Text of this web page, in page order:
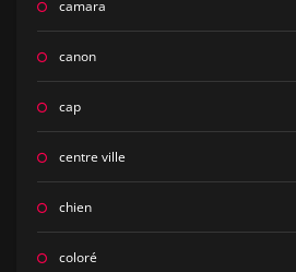
camara
canon
cap
centre ville
chien
coloré